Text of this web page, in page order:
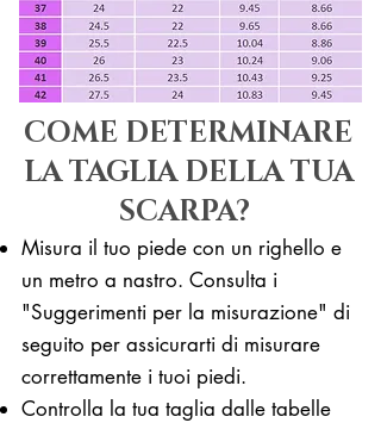
COME DETERMINARE
LA TAGLIA DELLA TUA
SCARPA?
Misura il tuo piede con un righello e
un metro a nastro. Consulta i
"Suggerimenti per la misurazione" di
seguito per assicurarti di misurare
correttamente i tuoi piedi. ​​
Controlla la tua taglia dalle tabelle